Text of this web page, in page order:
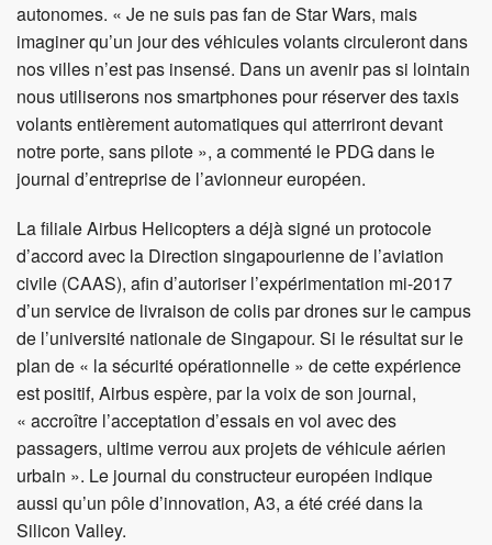
autonomes. « Je ne suis pas fan de Star Wars, mais
imaginer qu’un jour des véhicules volants circuleront dans
nos villes n’est pas insensé. Dans un avenir pas si lointain
nous utiliserons nos smartphones pour réserver des taxis
volants entièrement automatiques qui atterriront devant
notre porte, sans pilote », a commenté le PDG dans le
journal d’entreprise de l’avionneur européen.
La filiale Airbus Helicopters a déjà signé un protocole
d’accord avec la Direction singapourienne de l’aviation
civile (CAAS), afin d’autoriser l’expérimentation mi-2017
d’un service de livraison de colis par drones sur le campus
de l’université nationale de Singapour. Si le résultat sur le
plan de « la sécurité opérationnelle » de cette expérience
est positif, Airbus espère, par la voix de son journal,
« accroître l’acceptation d’essais en vol avec des
passagers, ultime verrou aux projets de véhicule aérien
urbain ». Le journal du constructeur européen indique
aussi qu’un pôle d’innovation, A3, a été créé dans la
Silicon Valley.